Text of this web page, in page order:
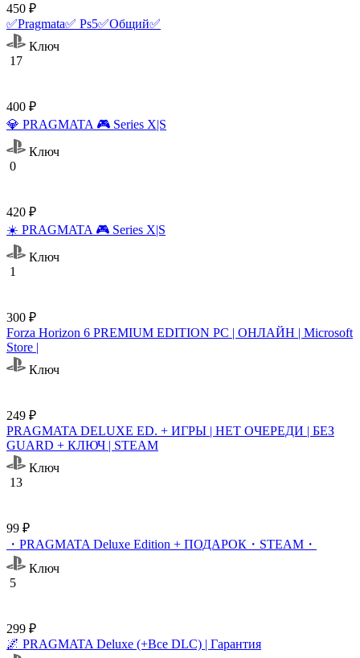
450 ₽
✅Pragmata✅ Ps5✅Общий✅
Ключ
17
400 ₽
💎 PRAGMATA 🎮 Series X|S
Ключ
0
420 ₽
☀️ PRAGMATA 🎮 Series X|S
Ключ
1
300 ₽
Forza Horizon 6 PREMIUM EDITION PC | ОНЛАЙН | Microsoft
Store |
Ключ
249 ₽
PRAGMATA DELUXE ED. + ИГРЫ | НЕТ ОЧЕРЕДИ | БЕЗ
GUARD + КЛЮЧ | STEAM
Ключ
13
99 ₽
・PRAGMATA Deluxe Edition + ПОДАРОК・STEAM・
Ключ
5
299 ₽
🌌 PRAGMATA Deluxe (+Все DLC) | Гарантия